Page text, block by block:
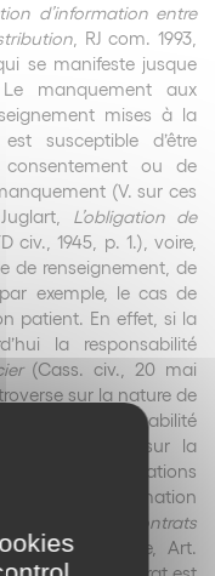
d’information entre
, RJ com. 1993,
se manifeste jusque
manquement aux
mises à la
susceptible d’être
ou de
(V. sur ces
L’obligation de
civ., 1945, p. 1.), voire,
de renseignement, de
exemple, le cas de
patient. En effet, si la
la responsabilité
(Cass. civ., 20 mai
sur la nature de
la responsabilité
résolution (V., sur la
des obligations
d’information
B. Petit,
Contrats
, J.-Cl. Civil code,
Art.